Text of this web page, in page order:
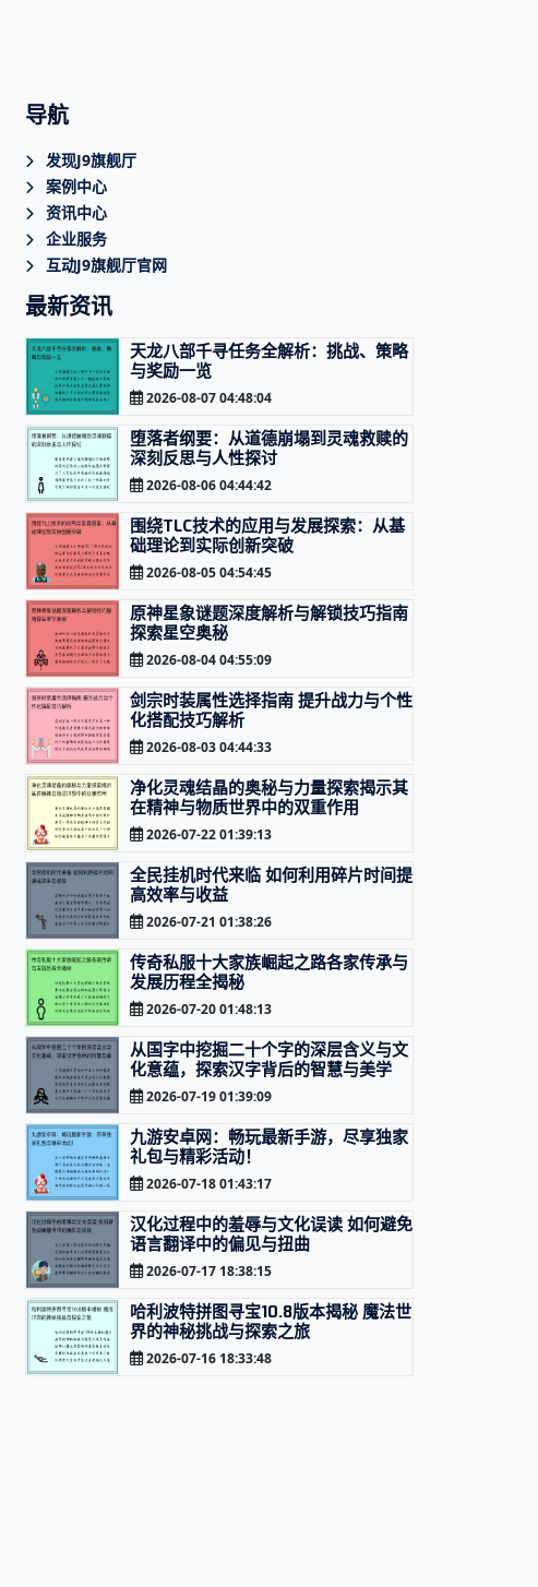
导航
发现J9旗舰厅
案例中心
资讯中心
企业服务
互动J9旗舰厅官网
最新资讯
天龙八部千寻任务全解析：挑战、策略
与奖励一览
2026-08-07 04:48:04
堕落者纲要：从道德崩塌到灵魂救赎的
深刻反思与人性探讨
2026-08-06 04:44:42
围绕TLC技术的应用与发展探索：从基
础理论到实际创新突破
2026-08-05 04:54:45
原神星象谜题深度解析与解锁技巧指南
探索星空奥秘
2026-08-04 04:55:09
剑宗时装属性选择指南 提升战力与个性
化搭配技巧解析
2026-08-03 04:44:33
净化灵魂结晶的奥秘与力量探索揭示其
在精神与物质世界中的双重作用
2026-07-22 01:39:13
全民挂机时代来临 如何利用碎片时间提
高效率与收益
2026-07-21 01:38:26
传奇私服十大家族崛起之路各家传承与
发展历程全揭秘
2026-07-20 01:48:13
从国字中挖掘二十个字的深层含义与文
化意蕴，探索汉字背后的智慧与美学
2026-07-19 01:39:09
九游安卓网：畅玩最新手游，尽享独家
礼包与精彩活动！
2026-07-18 01:43:17
汉化过程中的羞辱与文化误读 如何避免
语言翻译中的偏见与扭曲
2026-07-17 18:38:15
哈利波特拼图寻宝10.8版本揭秘 魔法世
界的神秘挑战与探索之旅
2026-07-16 18:33:48